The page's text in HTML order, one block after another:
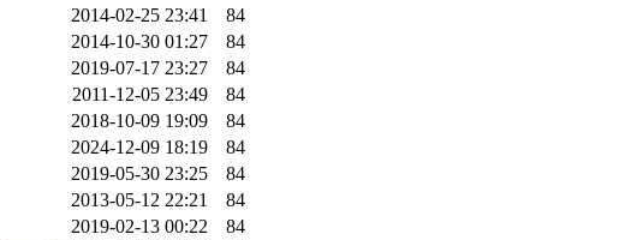
2014-02-25 23:41
84
2014-10-30 01:27
84
2019-07-17 23:27
84
2011-12-05 23:49
84
2018-10-09 19:09
84
2024-12-09 18:19
84
2019-05-30 23:25
84
2013-05-12 22:21
84
2019-02-13 00:22
84